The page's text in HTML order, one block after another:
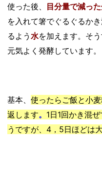
使った後、 目分量で減っ
を入れて箸でぐるぐるか
るよう 水を加えます。そ
元気よく発酵しています。
基本、 使ったらご飯と小
返します。 1日1回かき混
うですが、4，5日ほどは